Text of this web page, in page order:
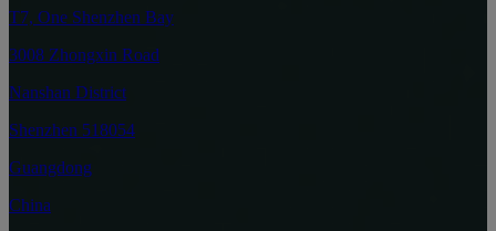
T7, One Shenzhen Bay
3008 Zhongxin Road
Nanshan District
Shenzhen 518054
Guangdong
China